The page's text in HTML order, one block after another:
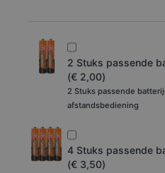
2 Stuks passende
(€ 2,00)
2 Stuks passende
afstandsbediening
4 Stuks passende
(€ 3,50)